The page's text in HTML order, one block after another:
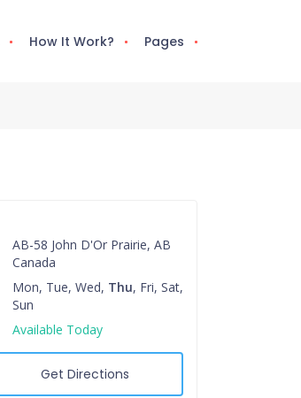
How It Work? Pages
AB-58 John D'Or Prairie, AB
Canada
Mon, Tue, Wed, Thu, Fri, Sat,
Sun
Available Today
Get Directions